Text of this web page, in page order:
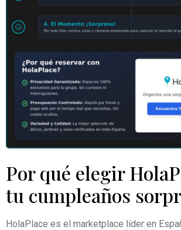
Por qué elegir
tu cumpleaños
HolaPlace es el marketplace líder en